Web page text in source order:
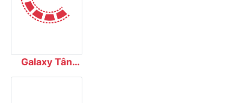
Galaxy Tân
Bình